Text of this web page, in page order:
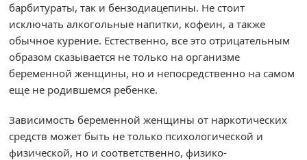
барбитураты, так и бензодиацепины. Не стоит
исключать алкогольные напитки, кофеин, а также
обычное курение. Естественно, все это отрицательным
образом сказывается не только на организме
беременной женщины, но и непосредственно на самом
еще не родившемся ребенке.
Зависимость беременной женщины от наркотических
средств может быть не только психологической и
физической, но и соответственно, физико-